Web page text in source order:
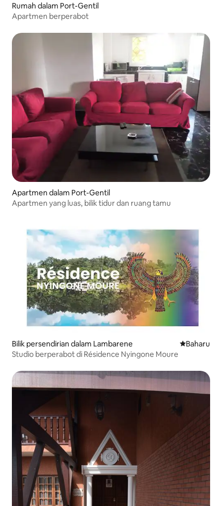
Rumah dalam Port-Gentil
Apartmen berperabot
Apartmen dalam Port-Gentil
Apartmen yang luas, bilik tidur dan ruang tamu
Bilik persendirian dalam Lambarene Tempat
Baharu
Studio berperabot di Résidence Nyingone Moure